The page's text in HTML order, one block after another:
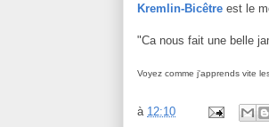
Kremlin-Bicêtre est le
"Ca nous fait une belle
Voyez comme j'apprends vite
à 12:10